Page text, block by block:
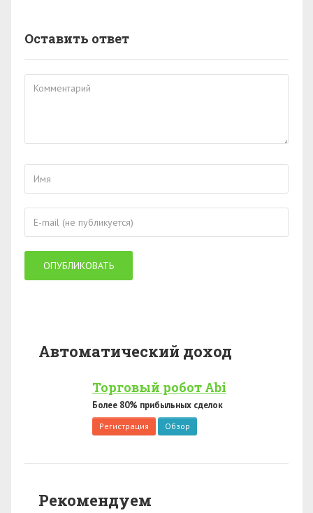
Оставить ответ
Автоматический доход
Торговый робот Abi
Более 80% прибыльных сделок
Регистрация Обзор
Рекомендуем